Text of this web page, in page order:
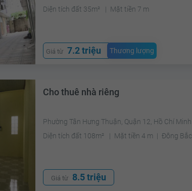
Diện tích đất 35m²
Mặt tiền 7 m
Giá từ 7.2 triệu Thương lượng
Cho thuê nhà riêng
Phường Tân Hưng Thuận, Quận 12, Hồ Chí Minh
Diện tích đất 108m²
Mặt tiền 4 m Đông Bắc
Giá từ 8.5 triệu